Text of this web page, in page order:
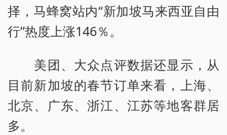
择，马蜂窝站内“新加坡马来西亚自由
行”热度上涨146％。
美团、大众点评数据还显示，从
目前新加坡的春节订单来看，上海、
北京、广东、浙江、江苏等地客群居
多。